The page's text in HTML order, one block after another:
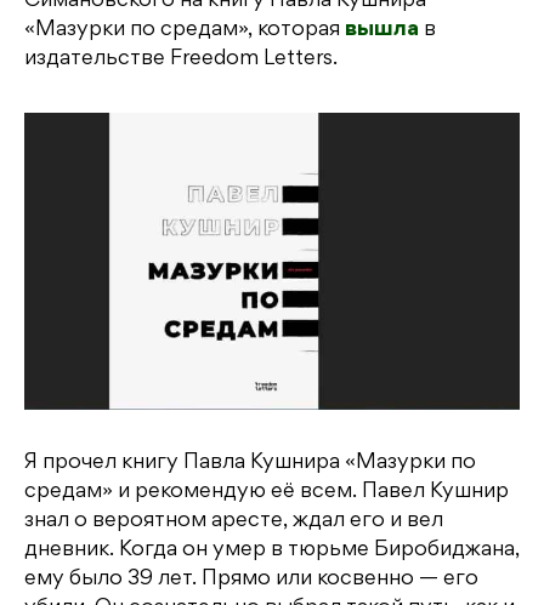
«Мазурки по средам», которая вышла в
издательстве Freedom Letters.
Я прочел книгу Павла Кушнира «Мазурки по
средам» и рекомендую её всем. Павел Кушнир
знал о вероятном аресте, ждал его и вел
дневник. Когда он умер в тюрьме Биробиджана,
ему было 39 лет. Прямо или косвенно — его